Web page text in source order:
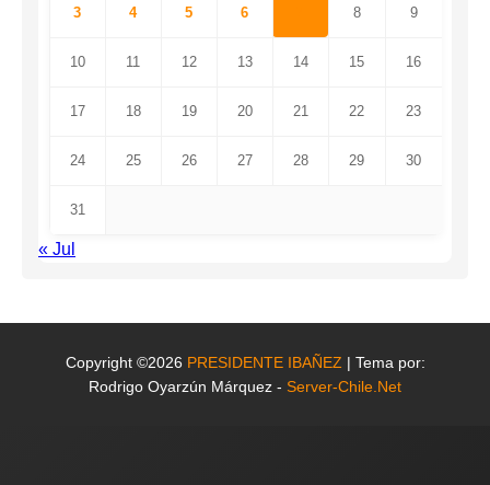
3 4 5 6 8 9
10 11 12 13 14 15 16
17 18 19 20 21 22 23
24 25 26 27 28 29 30
31
« Jul
Copyright ©2026 PRESIDENTE IBAÑEZ | Tema por:
Rodrigo Oyarzún Márquez - Server-Chile.Net